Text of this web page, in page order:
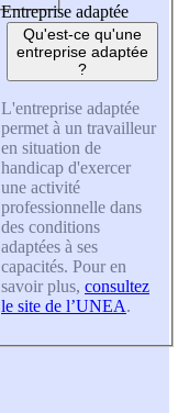
Entreprise adaptée
Qu'est-ce qu'une
entreprise adaptée
?
L'entreprise adaptée
permet à un travailleur
en situation de
handicap d'exercer
une activité
professionnelle dans
des conditions
adaptées à ses
capacités. Pour en
savoir plus, consultez
le site de l’UNEA.